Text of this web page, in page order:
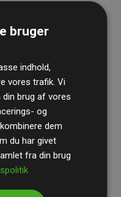
svarer til
estimerede
Gold
der sikrer høj
klimainvesteringer.
projekter
bruger
indhold,
vores trafik. Vi
brug af vores
og
dem
du har givet
fra din brug